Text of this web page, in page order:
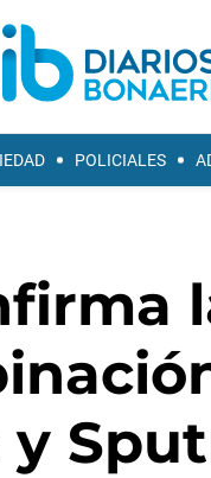
POLICIALES
y